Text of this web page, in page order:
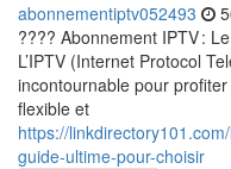
abonnementiptv052493
???? Abonnement IPTV :
L’IPTV (Internet Protocol
incontournable pour
flexible et
https://
guide-ultime-pour-choisir